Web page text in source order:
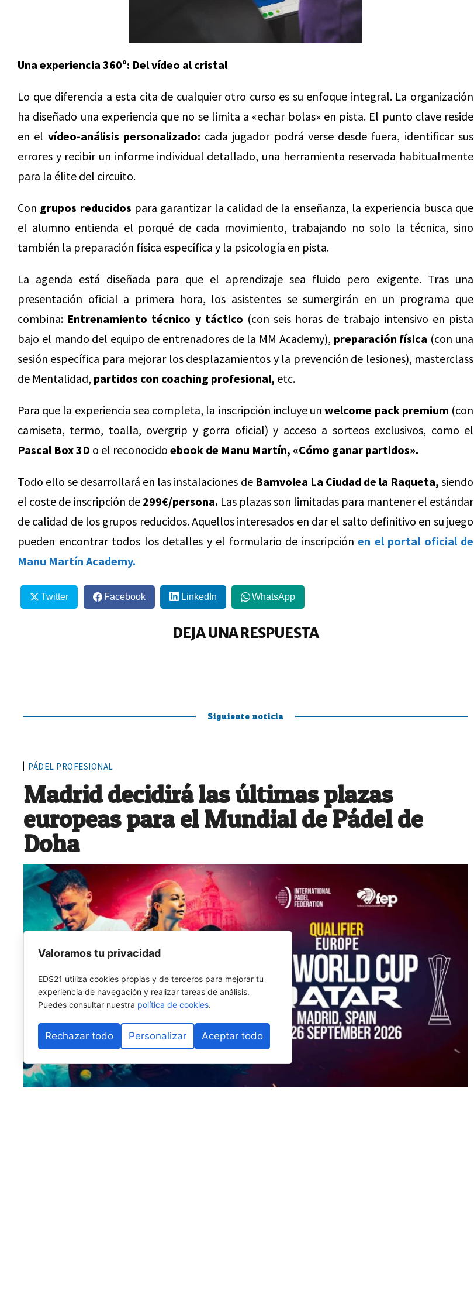
Una experiencia 360º: Del vídeo al cristal
Lo que diferencia a esta cita de cualquier otro curso es su enfoque integral. La organización
ha diseñado una experiencia que no se limita a «echar bolas» en pista. El punto clave reside
en el vídeo-análisis personalizado: cada jugador podrá verse desde fuera, identificar sus
errores y recibir un informe individual detallado, una herramienta reservada habitualmente
para la élite del circuito.
Con grupos reducidos para garantizar la calidad de la enseñanza, la experiencia busca que
el alumno entienda el porqué de cada movimiento, trabajando no solo la técnica, sino
también la preparación física específica y la psicología en pista.
La agenda está diseñada para que el aprendizaje sea fluido pero exigente. Tras una
presentación oficial a primera hora, los asistentes se sumergirán en un programa que
combina: Entrenamiento técnico y táctico (con seis horas de trabajo intensivo en pista
bajo el mando del equipo de entrenadores de la MM Academy), preparación física (con una
sesión específica para mejorar los desplazamientos y la prevención de lesiones), masterclass
de Mentalidad, partidos con coaching profesional, etc.
Para que la experiencia sea completa, la inscripción incluye unwelcome pack premium (con
camiseta, termo, toalla, overgrip y gorra oficial) y acceso a sorteos exclusivos, como el
Pascal Box 3D o el reconocido ebook de Manu Martín, «Cómo ganar partidos».
Todo ello se desarrollará en las instalaciones de Bamvolea La Ciudad de la Raqueta, siendo
el coste de inscripción de 299€/persona. Las plazas son limitadas para mantener el estándar
de calidad de los grupos reducidos. Aquellos interesados en dar el salto definitivo en su juego
pueden encontrar todos los detalles y el formulario de inscripción en el portal oficial de
Manu Martín Academy.
Twitter Facebook LinkedIn WhatsApp
DEJA UNA RESPUESTA
Siguiente noticia
PÁDEL PROFESIONAL
Madrid decidirá las últimas plazas
europeas para el Mundial de Pádel de
Doha
Valoramos tu privacidad
EDS21 utiliza cookies propias y de terceros para mejorar tu
experiencia de navegación y realizar tareas de análisis.
Puedes consultar nuestra política de cookies.
Rechazar todo Personalizar Aceptar todo